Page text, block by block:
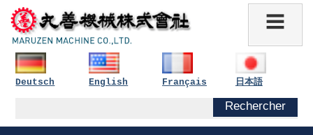
Deutsch English Français 日本語